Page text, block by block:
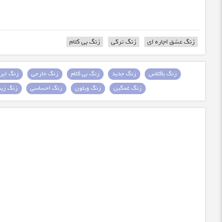
زنگ عشق اجاره ای زنگ ترکی زنگ بی کلام
زنگ باکلاس زنگ جدید زنگ بی کلام زنگ خارجی زنگ
زنگ غمگین
زنگ ویلون زنگ احساسی زنگ